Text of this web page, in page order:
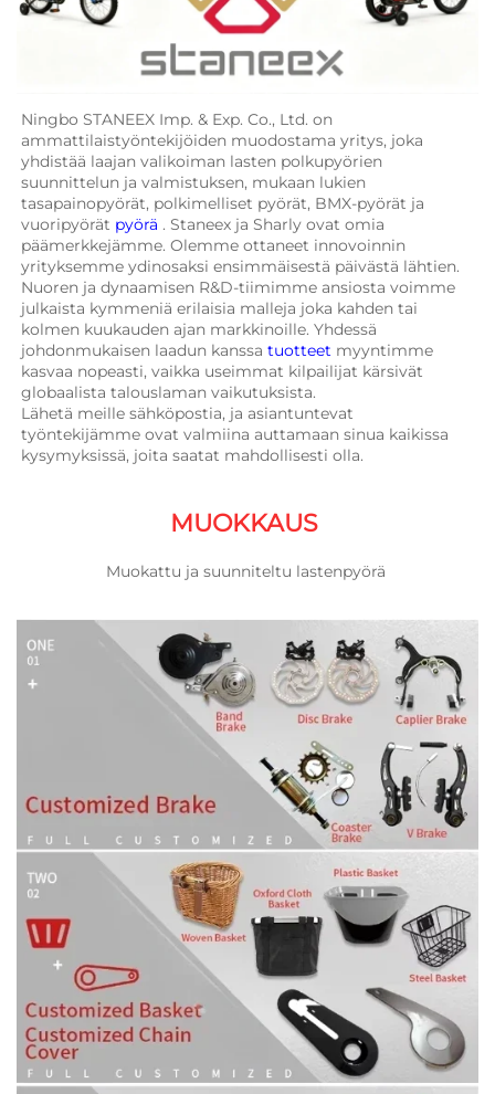
Ningbo STANEEX Imp. & Exp. Co., Ltd. on
ammattilaistyöntekijöiden muodostama yritys, joka
yhdistää laajan valikoiman lasten polkupyörien
suunnittelun ja valmistuksen, mukaan lukien
tasapainopyörät, polkimelliset pyörät, BMX-pyörät ja
vuoripyörät pyörä . Staneex ja Sharly ovat omia
päämerkkejämme. Olemme ottaneet innovoinnin
yrityksemme ydinosaksi ensimmäisestä päivästä lähtien.
Nuoren ja dynaamisen R&D-tiimimme ansiosta voimme
julkaista kymmeniä erilaisia malleja joka kahden tai
kolmen kuukauden ajan markkinoille. Yhdessä
johdonmukaisen laadun kanssa tuotteet myyntimme
kasvaa nopeasti, vaikka useimmat kilpailijat kärsivät
globaalista talouslaman vaikutuksista.
Lähetä meille sähköpostia, ja asiantuntevat
työntekijämme ovat valmiina auttamaan sinua kaikissa
kysymyksissä, joita saatat mahdollisesti olla.
MUOKKAUS
Muokattu ja suunniteltu lastenpyörä